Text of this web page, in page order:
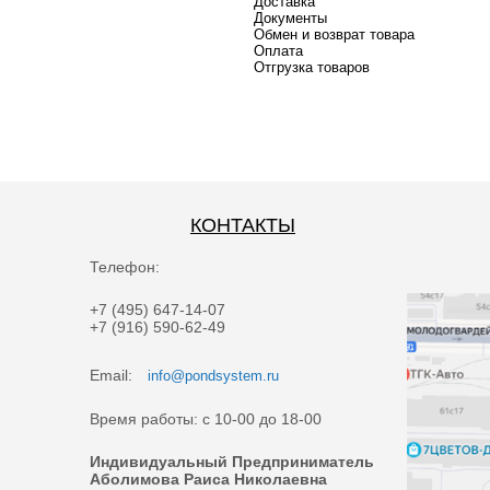
Документы
Обмен и возврат товара
Оплата
Отгрузка товаров
КОНТАКТЫ
Телефон:
+7 (495) 647-14-07
+7 (916) 590-62-49
Email: info@pondsystem.ru
Время работы: с 10-00 до 18-00
Индивидуальный Предприниматель
Аболимова Раиса Николаевна